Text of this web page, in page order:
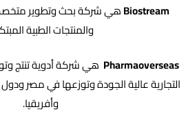
Biostreamهي شركة بحث وتطوير
والمنتجات الطبية
Pharmaoverseas هي شركة أدوية تنتج
التجارية عالية الجودة وتوزعها في مصر
وأفريقيا.